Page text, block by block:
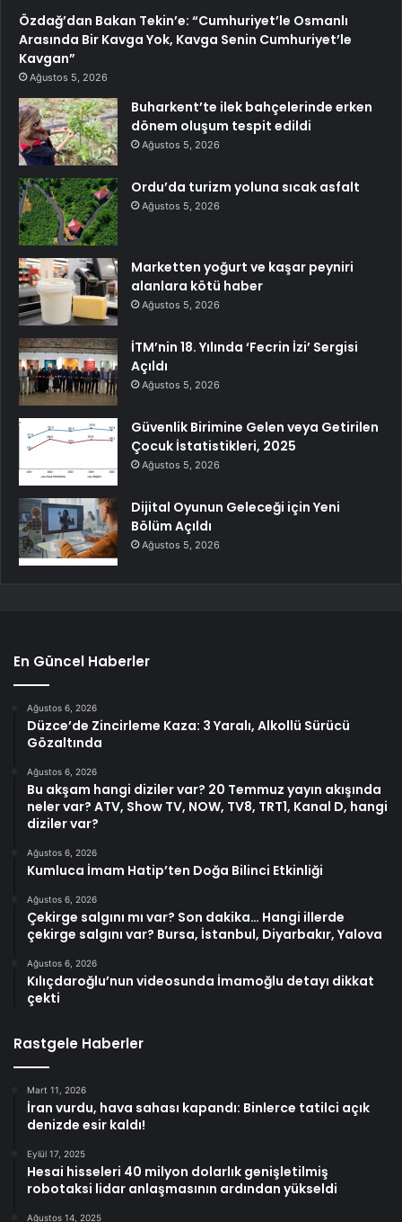
Özdağ’dan Bakan Tekin’e: “Cumhuriyet’le Osmanlı
Arasında Bir Kavga Yok, Kavga Senin Cumhuriyet’le
Kavgan”
Ağustos 5, 2026
Buharkent’te ilek bahçelerinde erken
dönem oluşum tespit edildi
Ağustos 5, 2026
Ordu’da turizm yoluna sıcak asfalt
Ağustos 5, 2026
Marketten yoğurt ve kaşar peyniri
alanlara kötü haber
Ağustos 5, 2026
İTM’nin 18. Yılında ‘Fecrin İzi’ Sergisi
Açıldı
Ağustos 5, 2026
Güvenlik Birimine Gelen veya Getirilen
Çocuk İstatistikleri, 2025
Ağustos 5, 2026
Dijital Oyunun Geleceği için Yeni
Bölüm Açıldı
Ağustos 5, 2026
En Güncel Haberler
Ağustos 6, 2026
Düzce’de Zincirleme Kaza: 3 Yaralı, Alkollü Sürücü
Gözaltında
Ağustos 6, 2026
Bu akşam hangi diziler var? 20 Temmuz yayın akışında
neler var? ATV, Show TV, NOW, TV8, TRT1, Kanal D, hangi
diziler var?
Ağustos 6, 2026
Kumluca İmam Hatip’ten Doğa Bilinci Etkinliği
Ağustos 6, 2026
Çekirge salgını mı var? Son dakika… Hangi illerde
çekirge salgını var? Bursa, İstanbul, Diyarbakır, Yalova
Ağustos 6, 2026
Kılıçdaroğlu’nun videosunda İmamoğlu detayı dikkat
çekti
Rastgele Haberler
Mart 11, 2026
İran vurdu, hava sahası kapandı: Binlerce tatilci açık
denizde esir kaldı!
Eylül 17, 2025
Hesai hisseleri 40 milyon dolarlık genişletilmiş
robotaksi lidar anlaşmasının ardından yükseldi
Ağustos 14, 2025